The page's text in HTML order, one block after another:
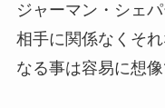
ジャーマン・シェ
相手に関係なくそ
なる事は容易に想像